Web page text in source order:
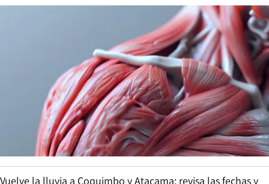
Vuelve la lluvia a Coquimbo y Atacama: revisa las fechas y